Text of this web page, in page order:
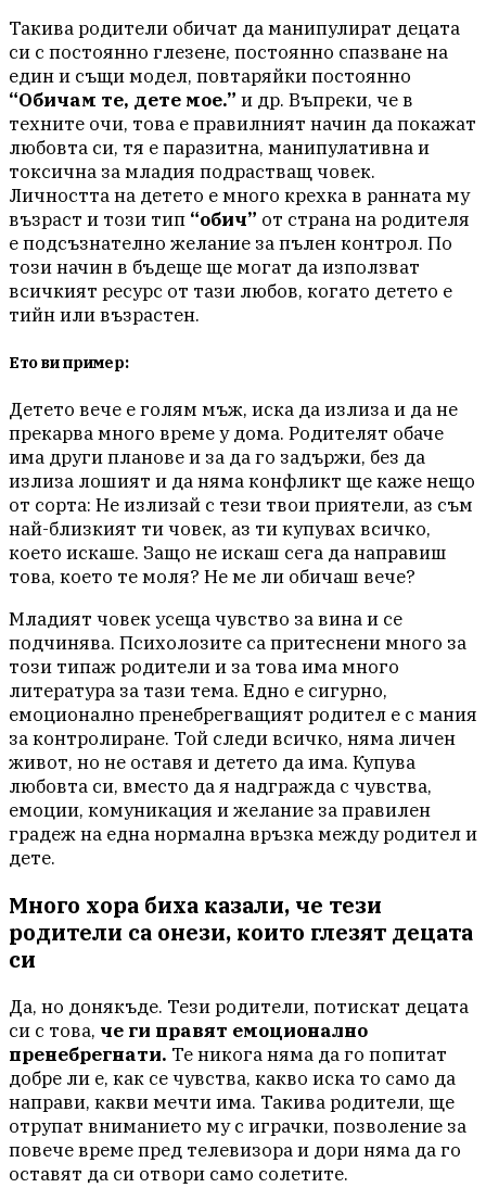
Такива родители обичат да манипулират децата
си с постоянно глезене, постоянно спазване на
един и същи модел, повтаряйки постоянно
“Обичам те, дете мое.” и др. Въпреки, че в
техните очи, това е правилният начин да покажат
любовта си, тя е паразитна, манипулативна и
токсична за младия подрастващ човек.
Личността на детето е много крехка в ранната му
възраст и този тип “обич” от страна на родителя
е подсъзнателно желание за пълен контрол. По
този начин в бъдеще ще могат да използват
всичкият ресурс от тази любов, когато детето е
тийн или възрастен.
Ето ви пример:
Детето вече е голям мъж, иска да излиза и да не
прекарва много време у дома. Родителят обаче
има други планове и за да го задържи, без да
излиза лошият и да няма конфликт ще каже нещо
от сорта: Не излизай с тези твои приятели, аз съм
най-близкият ти човек, аз ти купувах всичко,
което искаше. Защо не искаш сега да направиш
това, което те моля? Не ме ли обичаш вече?
Младият човек усеща чувство за вина и се
подчинява. Психолозите са притеснени много за
този типаж родители и за това има много
литература за тази тема. Едно е сигурно,
емоционално пренебрегващият родител е с мания
за контролиране. Той следи всичко, няма личен
живот, но не оставя и детето да има. Купува
любовта си, вместо да я надгражда с чувства,
емоции, комуникация и желание за правилен
градеж на една нормална връзка между родител и
дете.
Много хора биха казали, че тези
родители са онези, които глезят децата
си
Да, но донякъде. Тези родители, потискат децата
си с това, че ги правят емоционално
пренебрегнати. Те никога няма да го попитат
добре ли е, как се чувства, какво иска то само да
направи, какви мечти има. Такива родители, ще
отрупат вниманието му с играчки, позволение за
повече време пред телевизора и дори няма да го
оставят да си отвори само солетите.